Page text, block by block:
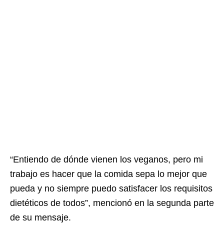
“Entiendo de dónde vienen los veganos, pero mi
trabajo es hacer que la comida sepa lo mejor que
pueda y no siempre puedo satisfacer los requisitos
dietéticos de todos”, mencionó en la segunda parte
de su mensaje.